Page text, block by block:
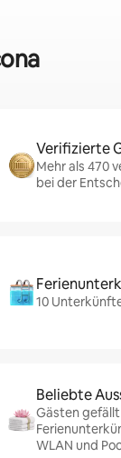
Verifizierte
Mehr als 470
bei der
10
Beliebte
Gästen
WLAN und